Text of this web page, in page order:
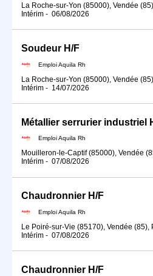
La Roche-sur-Yon (85000), Vendée
Intérim - 06/08/2026
Soudeur H/F
Emploi Aquila Rh
La Roche-sur-Yon (85000), Vendée
Intérim - 14/07/2026
Métallier serrurier industriel
Emploi Aquila Rh
Mouilleron-le-Captif (85000), Vendée
Intérim - 07/08/2026
Chaudronnier H/F
Emploi Aquila Rh
Le Poiré-sur-Vie (85170), Vendée (85),
Intérim - 07/08/2026
Chaudronnier H/F